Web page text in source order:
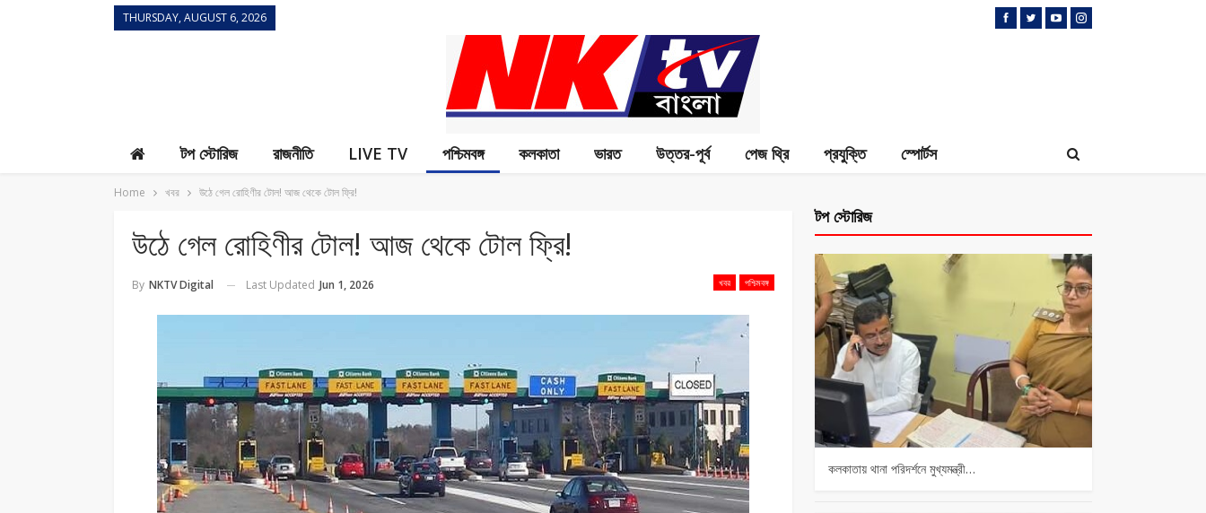
THURSDAY, AUGUST 6, 2026
টপ স্টোরিজ রাজনীতি LIVE TV পশ্চিমবঙ্গ কলকাতা ভারত উত্তর-পূর্ব পেজ থ্রি প্রযুক্তি স্পোর্টস
Home খবর উঠে গেল রোহিণীর টোল! আজ থেকে টোল ফ্রি!
উঠে গেল রোহিণীর টোল! আজ থেকে টোল ফ্রি!
খবর পশ্চিমবঙ্গ
By NKTV Digital Last Updated Jun 1, 2026
টপ স্টোরিজ
কলকাতায় থানা পরিদর্শনে মুখ্যমন্ত্রী…